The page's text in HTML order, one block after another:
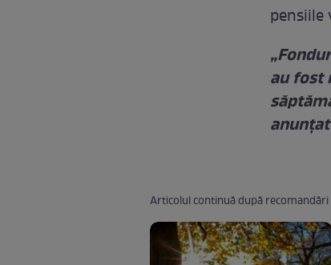
pensiile
au fost
Articolul continuă după recomandări